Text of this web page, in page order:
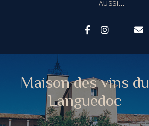
AUSSI...
Maison des vins du
Languedoc